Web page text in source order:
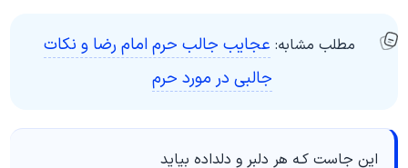
مطلب مشابه: عجایب جالب حرم امام رضا و نکات
جالبی در مورد حرم
این جاست کـه هر دلبر و دلداده بیاید